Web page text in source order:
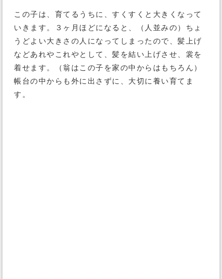
この子は、育てるうちに、すくすくと大きくなって
いきます。３ヶ月ほどになると、（人並みの）ちょ
うどよい大きさの人になってしまったので、髪上げ
などあれやこれやとして、髪を結い上げさせ、裳を
着せます。（翁はこの子を家の中からはもちろん）
帳台の中からも外に出さずに、大切に養い育てま
す。